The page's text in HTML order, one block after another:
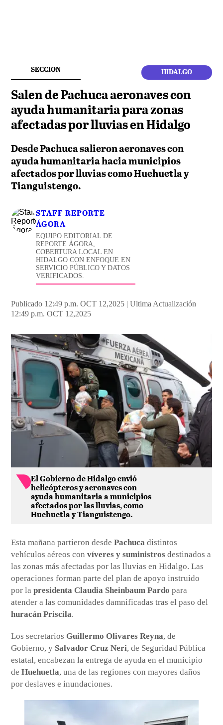
SECCION HIDALGO
Salen de Pachuca aeronaves con
ayuda humanitaria para zonas
afectadas por lluvias en Hidalgo
Desde Pachuca salieron aeronaves con
ayuda humanitaria hacia municipios
afectados por lluvias como Huehuetla y
Tianguistengo.
STAFF REPORTE
ÁGORA
EQUIPO EDITORIAL DE
REPORTE ÁGORA,
COBERTURA LOCAL EN
HIDALGO CON ENFOQUE EN
SERVICIO PÚBLICO Y DATOS
VERIFICADOS.
Publicado 12:49 p.m. OCT 12,2025 | Ultima Actualización
12:49 p.m. OCT 12,2025
El Gobierno de Hidalgo envió
helicópteros y aeronaves con
ayuda humanitaria a municipios
afectados por las lluvias, como
Huehuetla y Tianguistengo.
Esta mañana partieron desdePachuca distintos
vehículos aéreos convíveres y suministros destinados a
las zonas más afectadas por las lluvias en Hidalgo. Las
operaciones forman parte del plan de apoyo instruido
por lapresidenta Claudia Sheinbaum Pardo para
atender a las comunidades damnificadas tras el paso del
huracán Priscila.
Los secretariosGuillermo Olivares Reyna, de
Gobierno, y Salvador Cruz Neri, de Seguridad Pública
estatal, encabezan la entrega de ayuda en el municipio
deHuehuetla, una de las regiones con mayores daños
por deslaves e inundaciones.